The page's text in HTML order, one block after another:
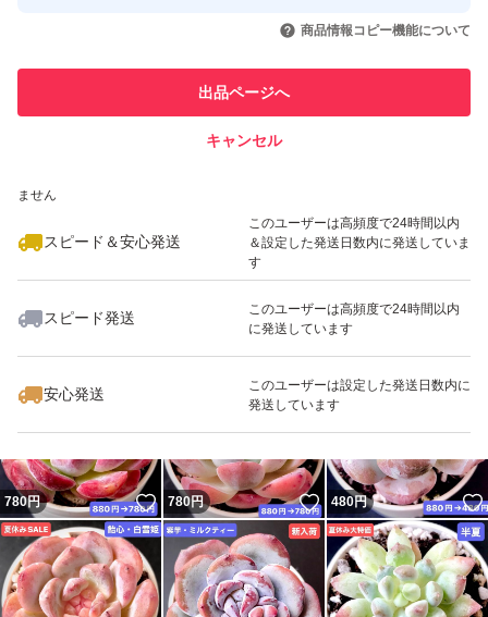
※発根良好な抜き苗もたまに有ります。
★紅葉がさめている子もいます。
★植物は生き物です。著しく状態が変化した場合は取り消
しや同等苗に変更させていただく場合があります。
せん。商品受け取り後は、早めに受け取り評価をお願いし
蒸れて腐らないよう届きましたら早めに開封してくださ
い。
★★また、腐った苗がある場合は必ず連絡お願い致しま
引を完了させた実績があります
での取引実績があります
ません
スピード＆安心発送
このユーザーは高頻度で24時間以内
＆設定した発送日数内に発送していま
す
スピード発送
このユーザーは高頻度で24時間以内
に発送しています
安心発送
このユーザーは設定した発送日数内に
発送しています
商品情報コピー機能について
出品ページへ
キャンセル
いいね！
880
780円 いいね！
780円 いいね！
480円